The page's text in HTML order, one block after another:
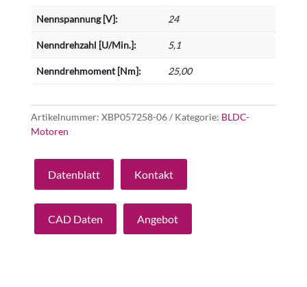
Nennspannung [V]: 24
Nenndrehzahl [U/Min.]: 5,1
Nenndrehmoment [Nm]: 25,00
Artikelnummer: XBP057258-06 Kategorie: BLDC-
Motoren
Datenblatt Kontakt
CAD Daten Angebot